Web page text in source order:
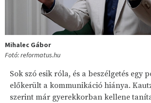
Mihalec Gábor
Fotó: reformatus.hu
Sok szó esik róla, és a beszélgetés egy
előkerült a kommunikáció hiánya.
szerint már gyerekkorban kellene